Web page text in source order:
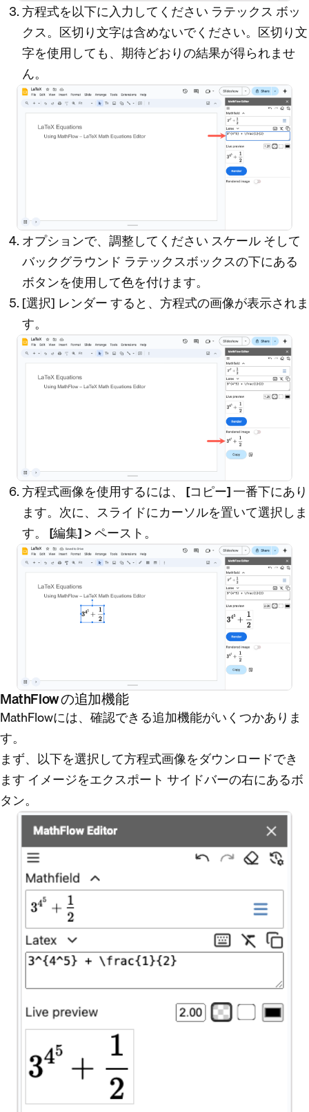
方程式を以下に入力してください ラテックス ボッ
クス。区切り文字は含めないでください。区切り文
字を使用しても、期待どおりの結果が得られませ
ん。
オプションで、調整してください スケールそして
バックグラウンド ラテックスボックスの下にある
ボタンを使用して色を付けます。
[選択] レンダーすると、方程式の画像が表示されま
す。
方程式画像を使用するには、 [コピー]一番下にあり
ます。次に、スライドにカーソルを置いて選択しま
す。 [編集]>ペースト。
MathFlow の追加機能
MathFlowには、確認できる追加機能がいくつかありま
す。
まず、以下を選択して方程式画像をダウンロードでき
ます イメージをエクスポート サイドバーの右にあるボ
タン。